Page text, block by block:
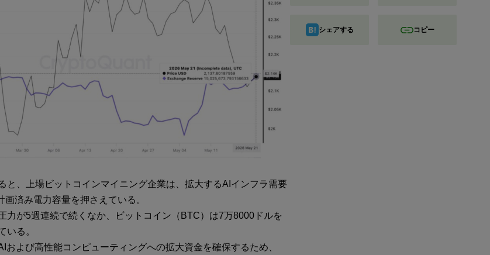
と、上場ビットコインマイニング企業は、拡大するAIインフラ需要
済み電力容量を押さえている。
力が5週連続で続くなか、ビットコイン（BTC）は7万8000ドルを
いる。
および高性能コンピューティングへの拡大資金を確保するため、
シェアする コピー